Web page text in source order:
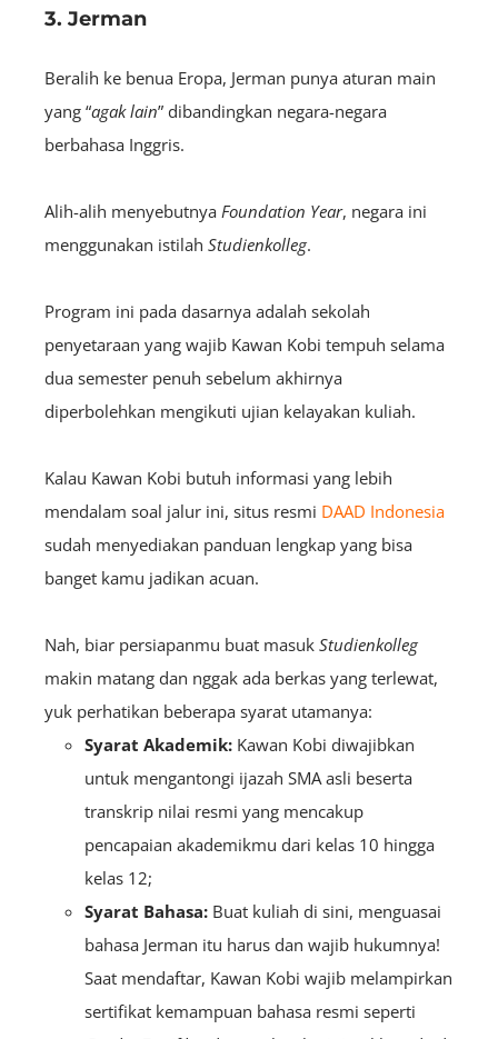
3. Jerman
Beralih ke benua Eropa, Jerman punya aturan main
yang “agak lain” dibandingkan negara-negara
berbahasa Inggris.
Alih-alih menyebutnya Foundation Year, negara ini
menggunakan istilah Studienkolleg.
Program ini pada dasarnya adalah sekolah
penyetaraan yang wajib Kawan Kobi tempuh selama
dua semester penuh sebelum akhirnya
diperbolehkan mengikuti ujian kelayakan kuliah.
Kalau Kawan Kobi butuh informasi yang lebih
mendalam soal jalur ini, situs resmi DAAD Indonesia
sudah menyediakan panduan lengkap yang bisa
banget kamu jadikan acuan.
Nah, biar persiapanmu buat masuk Studienkolleg
makin matang dan nggak ada berkas yang terlewat,
yuk perhatikan beberapa syarat utamanya:
Syarat Akademik: Kawan Kobi diwajibkan
untuk mengantongi ijazah SMA asli beserta
transkrip nilai resmi yang mencakup
pencapaian akademikmu dari kelas 10 hingga
kelas 12;
Syarat Bahasa: Buat kuliah di sini, menguasai
bahasa Jerman itu harus dan wajib hukumnya!
Saat mendaftar, Kawan Kobi wajib melampirkan
sertifikat kemampuan bahasa resmi seperti